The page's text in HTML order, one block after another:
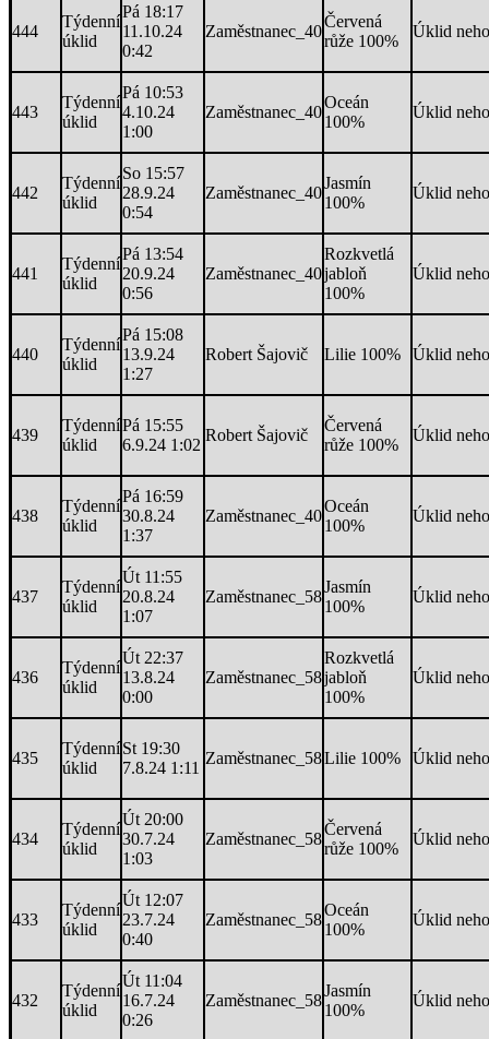
444
Týdenní
úklid
Pá 18:17
11.10.24
0:42
Zaměstnanec_40
Červená
růže 100%
Úklid
443
Týdenní
úklid
Pá 10:53
4.10.24
1:00
Zaměstnanec_40
Oceán
100%
Úklid
442
Týdenní
úklid
So 15:57
28.9.24
0:54
Zaměstnanec_40
Jasmín
100%
Úklid
441
Týdenní
úklid
Pá 13:54
20.9.24
0:56
Zaměstnanec_40
Rozkvetlá
jabloň
100%
Úklid
440
Týdenní
úklid
Pá 15:08
13.9.24
1:27
Robert Šajovič Lilie 100% Úklid
439
Týdenní
úklid
Pá 15:55
6.9.24 1:02
Robert Šajovič
Červená
růže 100%
Úklid
438
Týdenní
úklid
Pá 16:59
30.8.24
1:37
Zaměstnanec_40
Oceán
100%
Úklid
437
Týdenní
úklid
Út 11:55
20.8.24
1:07
Zaměstnanec_58
Jasmín
100%
Úklid
436
Týdenní
úklid
Út 22:37
13.8.24
0:00
Zaměstnanec_58
Rozkvetlá
jabloň
100%
Úklid
435
Týdenní
úklid
St 19:30
7.8.24 1:11
Zaměstnanec_58Lilie 100% Úklid
434
Týdenní
úklid
Út 20:00
30.7.24
1:03
Zaměstnanec_58
Červená
růže 100%
Úklid
433
Týdenní
úklid
Út 12:07
23.7.24
0:40
Zaměstnanec_58
Oceán
100%
Úklid
432
Týdenní
úklid
Út 11:04
16.7.24
0:26
Zaměstnanec_58
Jasmín
100%
Úklid